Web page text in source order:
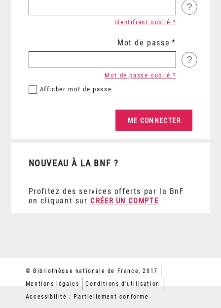
?
Identifiant oublié ?
Mot de passe
?
Afficher mot de passe
Mot de passe oublié ?
NOUVEAU À LA BNF ?
Profitez des services offerts par la BnF
en cliquant sur CRÉER UN COMPTE
© Bibliothèque nationale de France, 2017
Mentions légales
Conditions d'utilisation
Accessibilité : Partiellement conforme